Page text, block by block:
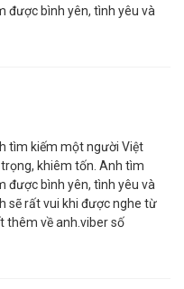
được bình yên, tình yêu và
tìm kiếm một người Việt
khiêm tốn. Anh tìm
được bình yên, tình yêu và
sẽ rất vui khi được nghe từ
thêm về anh.viber số